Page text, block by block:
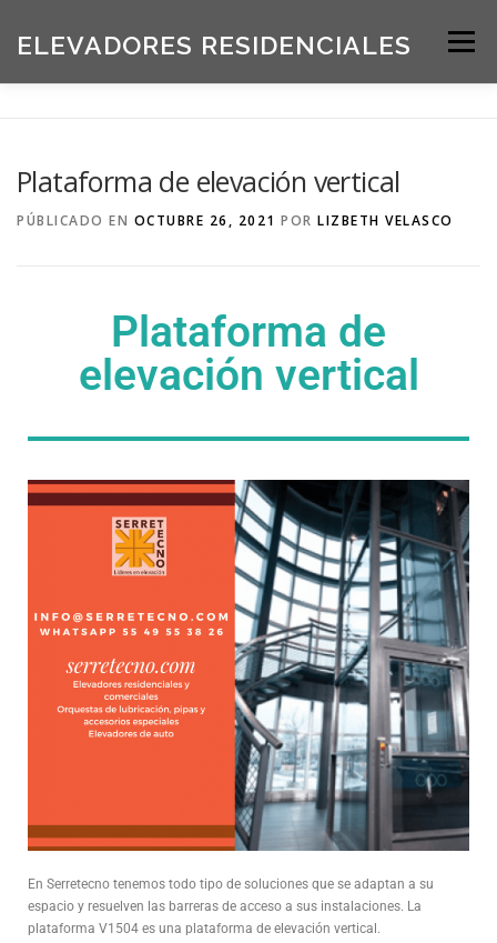
ELEVADORES RESIDENCIALES Menú
Plataforma de elevación vertical
PÚBLICADO EN OCTUBRE 26, 2021 POR LIZBETH VELASCO
Plataforma de
elevación vertical
En Serretecno tenemos todo tipo de soluciones que se adaptan a su
espacio y resuelven las barreras de acceso a sus instalaciones. La
plataforma V1504 es una plataforma de elevación vertical.